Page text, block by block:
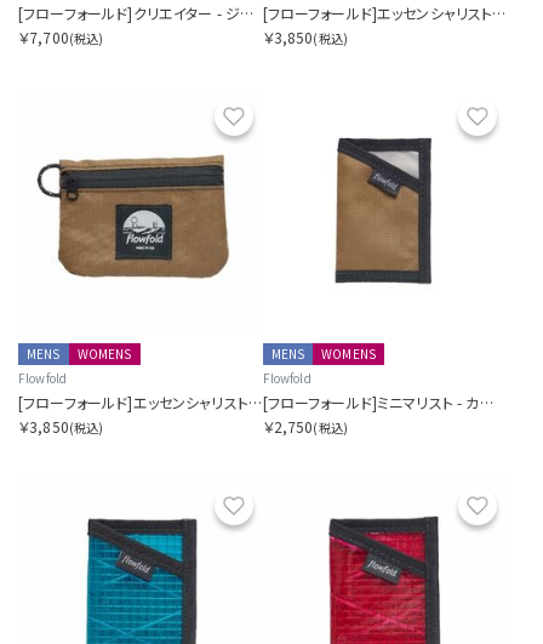
[フローフォールド]クリエイター - ジッパーポーチウォレット
￥7,700(税込)
[フローフォールド]エッセンシャリスト - ミニポーチ
￥3,850(税込)
お気に入り
MENS
WOMENS
Flowfold
[フローフォールド]エッセンシャリスト - ミニポーチ
￥3,850(税込)
MENS
WOMENS
Flowfold
[フローフォールド]ミニマリスト - カードホルダーウォレット
￥2,750(税込)
お気に入り